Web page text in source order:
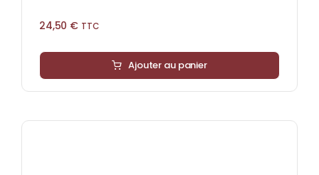
24,50 € TTC
Ajouter au panier